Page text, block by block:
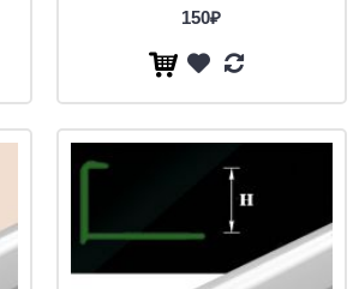
150₽